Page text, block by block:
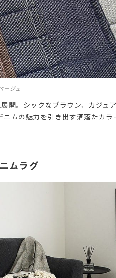
ージュ
開。シックなブラウン、カジュ
ムの魅力を引き出す洒落たカ
ムラグ